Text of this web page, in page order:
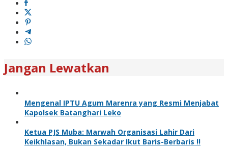
Jangan Lewatkan
Mengenal IPTU Agum Marenra yang Resmi Menjabat
Kapolsek Batanghari Leko
Ketua PJS Muba: Marwah Organisasi Lahir Dari
Keikhlasan, Bukan Sekadar Ikut Baris-Berbaris !!